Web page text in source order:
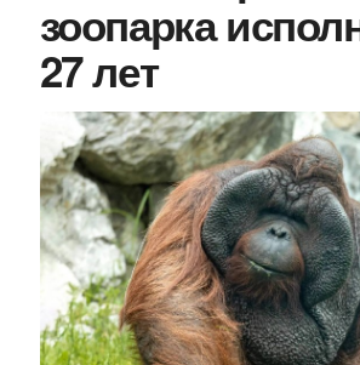
зоопарка
27 лет